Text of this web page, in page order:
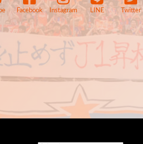
Facebook Instagram LINE Twitter